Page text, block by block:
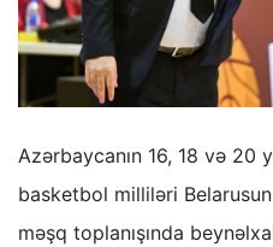
Azərbaycanın 16, 18 və 20
basketbol milliləri
məşq toplanışında